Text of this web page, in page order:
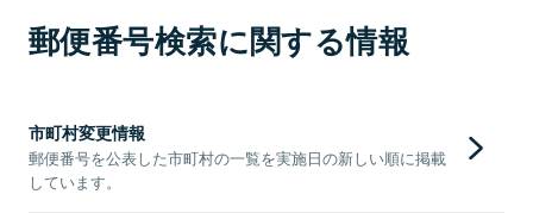
郵便番号検索に関する情報
市町村変更情報
郵便番号を公表した市町村の一覧を実施日の新しい順に掲載
しています。